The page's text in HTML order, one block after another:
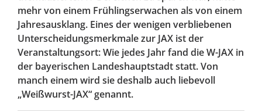
mehr von einem Frühlingserwachen als von einem
Jahresausklang. Eines der wenigen verbliebenen
Unterscheidungsmerkmale zur JAX ist der
Veranstaltungsort: Wie jedes Jahr fand die W-JAX in
der bayerischen Landeshauptstadt statt. Von
manch einem wird sie deshalb auch liebevoll
„Weißwurst-JAX“ genannt.